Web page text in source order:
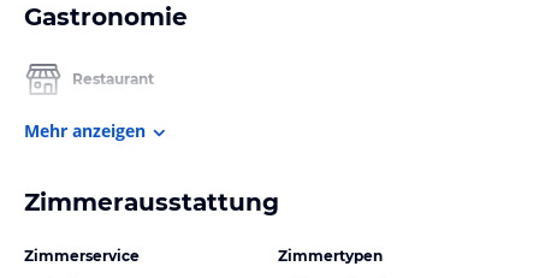
Gastronomie
Restaurant
Mehr anzeigen
Zimmerausstattung
Zimmerservice
Zimmertypen